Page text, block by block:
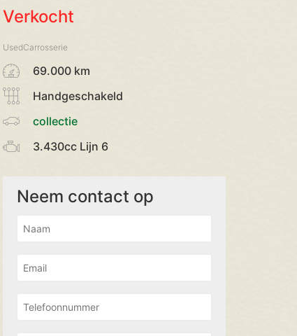
Verkocht
UsedCarrosserie
69.000 km
Handgeschakeld
collectie
3.430cc Lijn 6
Neem contact op